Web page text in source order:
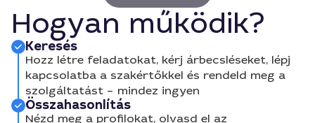
Hogyan működik?
Keresés
Hozz létre feladatokat, kérj árbecsléseket, lépj
kapcsolatba a szakértőkkel és rendeld meg a
szolgáltatást – mindez ingyen
Összahasonlítás
Nézd meg a profilokat, olvasd el az